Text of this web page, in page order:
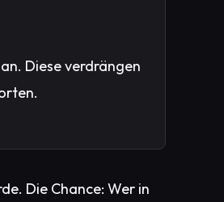
Diese verdrängen
Die Chance: Wer in